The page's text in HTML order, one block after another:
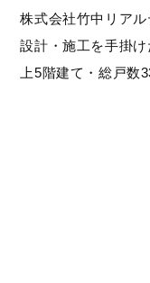
株式会社竹中リア
設計・施工を手掛
上5階建て・総戸数